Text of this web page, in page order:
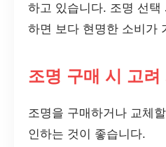
하고 있습니다. 조명 선택
하면 보다 현명한 소비가
조명 구매 시 고려
조명을 구매하거나 교체
인하는 것이 좋습니다.